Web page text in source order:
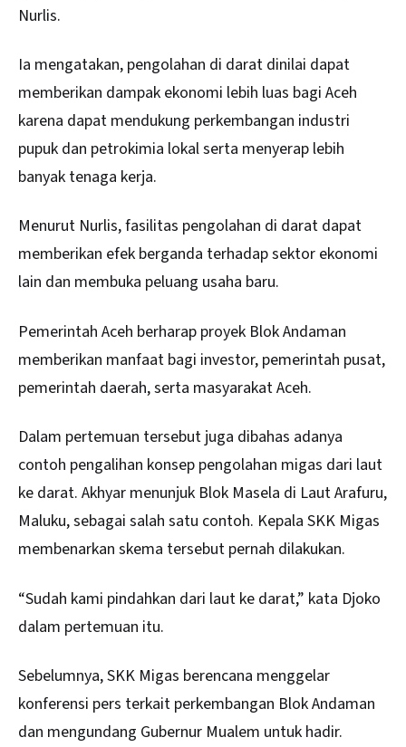
Nurlis.
Ia mengatakan, pengolahan di darat dinilai dapat
memberikan dampak ekonomi lebih luas bagi Aceh
karena dapat mendukung perkembangan industri
pupuk dan petrokimia lokal serta menyerap lebih
banyak tenaga kerja.
Menurut Nurlis, fasilitas pengolahan di darat dapat
memberikan efek berganda terhadap sektor ekonomi
lain dan membuka peluang usaha baru.
Pemerintah Aceh berharap proyek Blok Andaman
memberikan manfaat bagi investor, pemerintah pusat,
pemerintah daerah, serta masyarakat Aceh.
Dalam pertemuan tersebut juga dibahas adanya
contoh pengalihan konsep pengolahan migas dari laut
ke darat. Akhyar menunjuk Blok Masela di Laut Arafuru,
Maluku, sebagai salah satu contoh. Kepala SKK Migas
membenarkan skema tersebut pernah dilakukan.
“Sudah kami pindahkan dari laut ke darat,” kata Djoko
dalam pertemuan itu.
Sebelumnya, SKK Migas berencana menggelar
konferensi pers terkait perkembangan Blok Andaman
dan mengundang Gubernur Mualem untuk hadir.